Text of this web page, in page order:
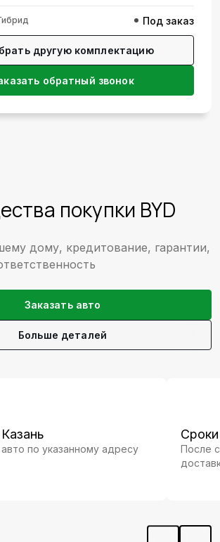
Под заказ
другую комплектацию
обратный звонок
покупки BYD
дому, кредитование, гарантии,
Заказать авто
Больше деталей
по указанному адресу
После